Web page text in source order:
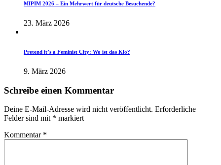
MIPIM 2026 – Ein Mehrwert für deutsche Besuchende?
23. März 2026
Pretend it’s a Feminist City: Wo ist das Klo?
9. März 2026
Schreibe einen Kommentar
Deine E-Mail-Adresse wird nicht veröffentlicht. Erforderliche
Felder sind mit * markiert
Kommentar *